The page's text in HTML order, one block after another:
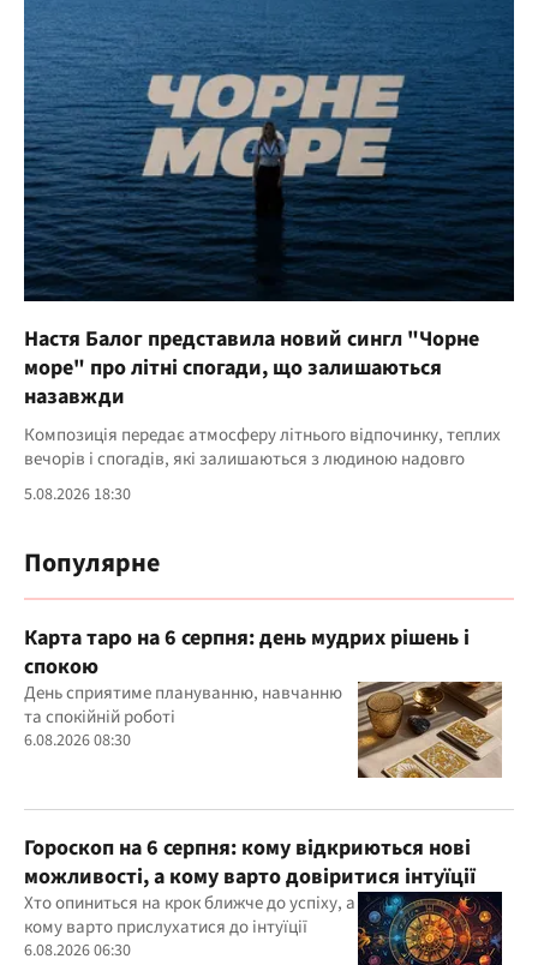
Настя Балог представила новий сингл "Чорне
море" про літні спогади, що залишаються
назавжди
Композиція передає атмосферу літнього відпочинку, теплих
вечорів і спогадів, які залишаються з людиною надовго
5.08.2026 18:30
Популярне
Карта таро на 6 серпня: день мудрих рішень і
спокою
День сприятиме плануванню, навчанню
та спокійній роботі
6.08.2026 08:30
Гороскоп на 6 серпня: кому відкриються нові
можливості, а кому варто довіритися інтуїції
Хто опиниться на крок ближче до успіху, а
кому варто прислухатися до інтуїції
6.08.2026 06:30